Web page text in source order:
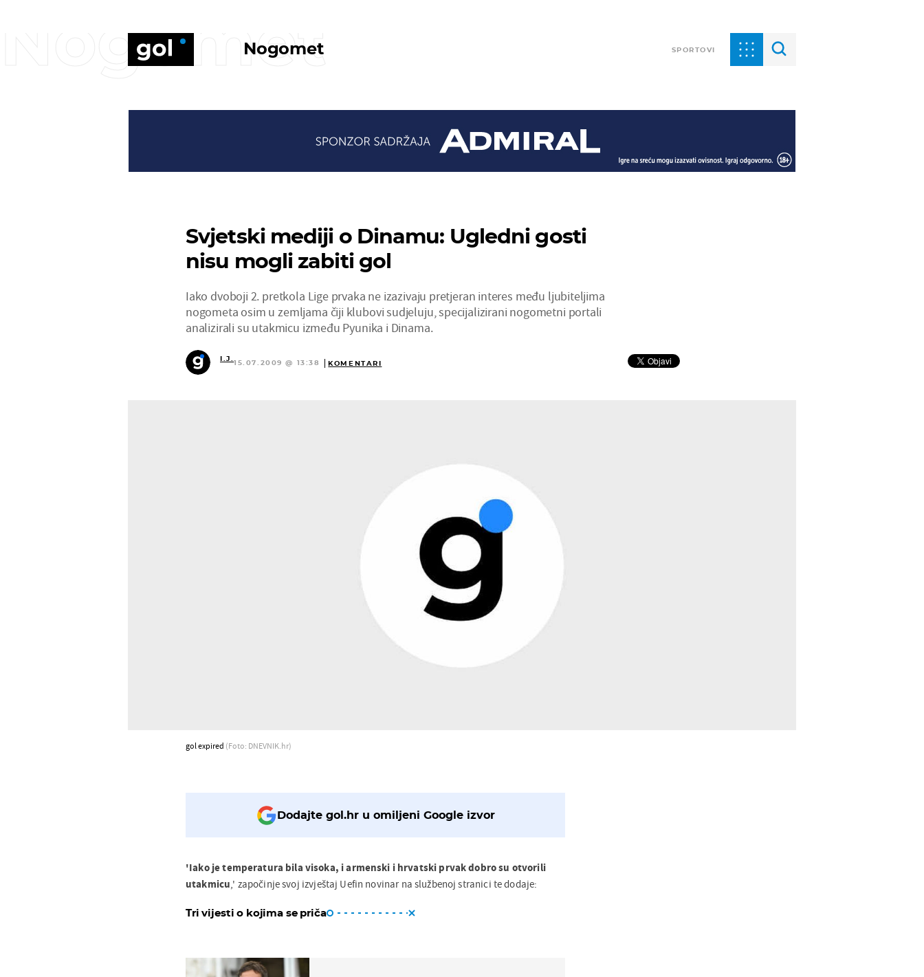
Nogomet SPORTOVI
Nogomet
Svjetski mediji o Dinamu: Ugledni gosti
nisu mogli zabiti gol
Iako dvoboji 2. pretkola Lige prvaka ne izazivaju pretjeran interes među ljubiteljima
nogometa osim u zemljama čiji klubovi sudjeluju, specijalizirani nogometni portali
analizirali su utakmicu između Pyunika i Dinama.
I.J.
15.07.2009 @ 13:38 KOMENTARI
gol expired (Foto: DNEVNIK.hr)
Dodajte gol.hr u omiljeni Google izvor
'Iako je temperatura bila visoka, i armenski i hrvatski prvak dobro su otvorili
utakmicu,' započinje svoj izvještaj Uefin novinar na službenoj stranici te dodaje:
Tri vijesti o kojima se priča